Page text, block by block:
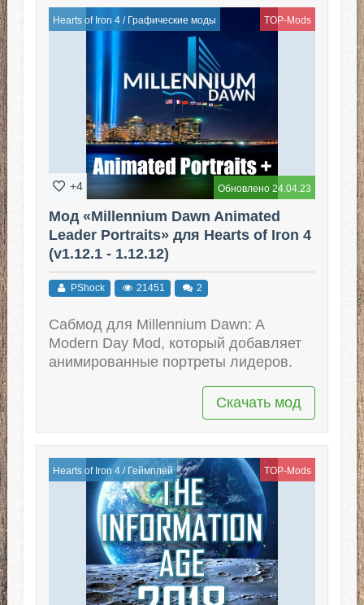
Hearts of Iron 4/ Графические моды TOP-Mods
Обновлено 24.04.23
+4
Мод «Millennium Dawn Animated
Leader Portraits» для Hearts of Iron 4
(v1.12.1 - 1.12.12)
PShock 21451 2
Сабмод для Millennium Dawn: A
Modern Day Mod, который добавляет
анимированные портреты лидеров.
Скачать мод
Hearts of Iron 4/ Геймплей TOP-Mods